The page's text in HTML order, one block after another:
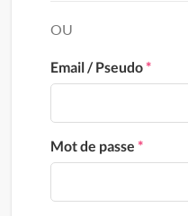
OU
Email / Pseudo*
Mot de passe *